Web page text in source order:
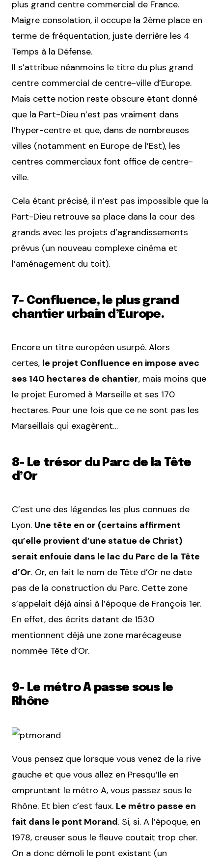
plus grand centre commercial de France.
Maigre consolation, il occupe la 2ème place en
terme de fréquentation, juste derrière les 4
Temps à la Défense.
Il s’attribue néanmoins le titre du plus grand
centre commercial de centre-ville d’Europe.
Mais cette notion reste obscure étant donné
que la Part-Dieu n’est pas vraiment dans
l’hyper-centre et que, dans de nombreuses
villes (notamment en Europe de l’Est), les
centres commerciaux font office de centre-
ville.
Cela étant précisé, il n’est pas impossible que la
Part-Dieu retrouve sa place dans la cour des
grands avec les projets d’agrandissements
prévus (un nouveau complexe cinéma et
l’aménagement du toit).
7- Confluence, le plus grand
chantier urbain d’Europe.
Encore un titre européen usurpé. Alors
certes, le projet Confluence en impose avec
ses 140 hectares de chantier, mais moins que
le projet Euromed à Marseille et ses 170
hectares. Pour une fois que ce ne sont pas les
Marseillais qui exagèrent…
8- Le trésor du Parc de la Tête
d’Or
C’est une des légendes les plus connues de
Lyon. Une tête en or (certains affirment
qu’elle provient d’une statue de Christ)
serait enfouie dans le lac du Parc de la Tête
d’Or. Or, en fait le nom de Tête d’Or ne date
pas de la construction du Parc. Cette zone
s’appelait déjà ainsi à l’époque de François 1er.
En effet, des écrits datant de 1530
mentionnent déjà une zone marécageuse
nommée Tête d’Or.
9- Le métro A passe sous le
Rhône
Vous pensez que lorsque vous venez de la rive
gauche et que vous allez en Presqu’Ile en
empruntant le métro A, vous passez sous le
Rhône. Et bien c’est faux. Le métro passe en
fait dans le pont Morand. Si, si. A l’époque, en
1978, creuser sous le fleuve coutait trop cher.
On a donc démoli le pont existant (un